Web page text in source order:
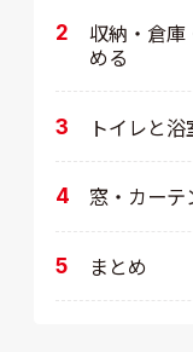
収納・倉庫
める
トイレと
窓・カー
まとめ